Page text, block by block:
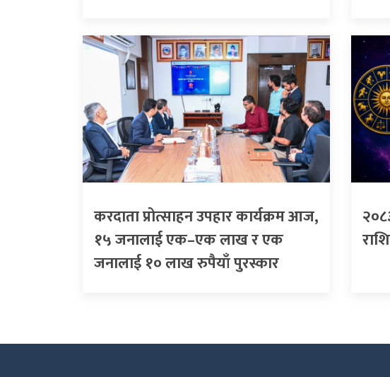
करदाता प्रोत्साहन उपहार कार्यक्रम आज,
१५ जनालाई एक–एक लाख र एक
जनालाई १० लाख रुपैयाँ पुरस्कार